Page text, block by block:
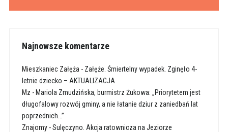
Najnowsze komentarze
Mieszkaniec Załęża - Załęże. Śmiertelny wypadek. Zginęło 4-
letnie dziecko – AKTUALIZACJA
Mz - Mariola Zmudzińska, burmistrz Żukowa: „Priorytetem jest
długofalowy rozwój gminy, a nie łatanie dziur z zaniedbań lat
poprzednich…”
Znajomy-Sulęczyno. Akcja ratownicza na Jeziorze